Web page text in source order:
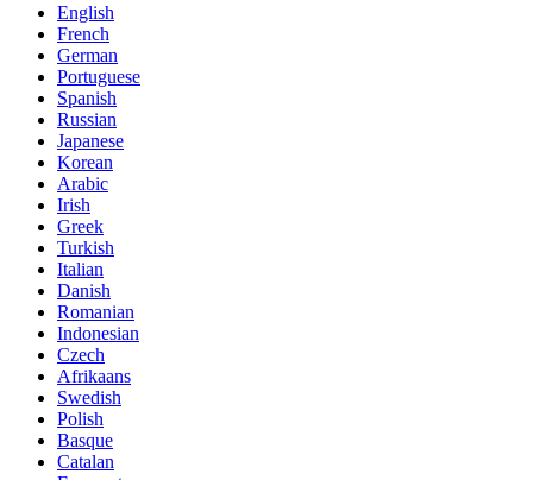
English
French
German
Portuguese
Spanish
Russian
Japanese
Korean
Arabic
Irish
Greek
Turkish
Italian
Danish
Romanian
Indonesian
Czech
Afrikaans
Swedish
Polish
Basque
Catalan